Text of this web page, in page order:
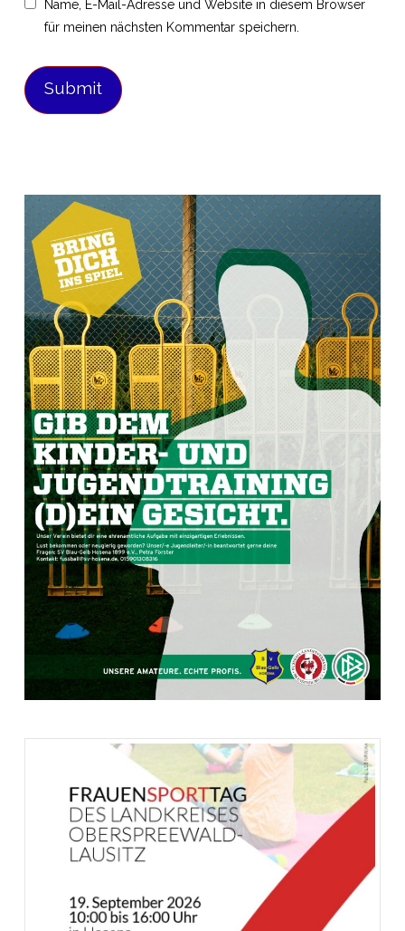
Name, E-Mail-Adresse und Website in diesem Browser
für meinen nächsten Kommentar speichern.